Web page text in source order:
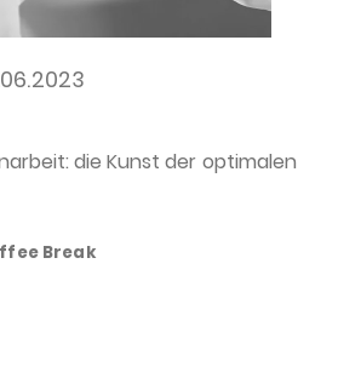
die Kunst der optimalen
Break